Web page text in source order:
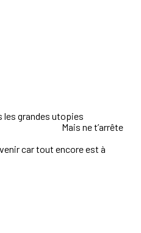
les grandes utopies
Mais ne t’arrête
car tout encore est à